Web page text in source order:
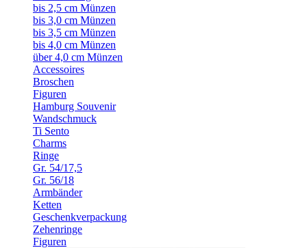
bis 2,5 cm Münzen
bis 3,0 cm Münzen
bis 3,5 cm Münzen
bis 4,0 cm Münzen
über 4,0 cm Münzen
Accessoires
Broschen
Figuren
Hamburg Souvenir
Wandschmuck
Ti Sento
Charms
Ringe
Gr. 54/17,5
Gr. 56/18
Armbänder
Ketten
Geschenkverpackung
Zehenringe
Figuren